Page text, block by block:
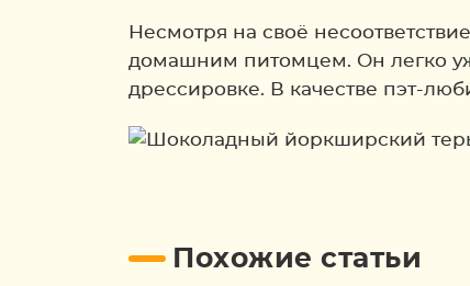
Несмотря на своё
домашним питомцем. Он легко
дрессировке. В качестве пэт-
Похожие статьи